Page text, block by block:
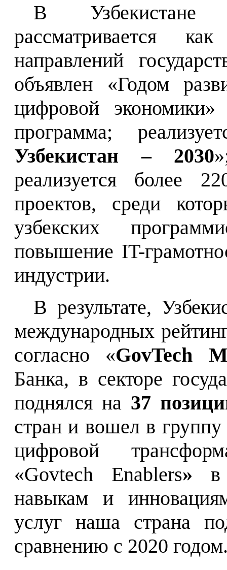
В Узбекистане
рассматривается
направлений
объявлен «Годом
цифровой экономики»
программа;
Узбекистан – 2030
реализуется более
проектов, среди
узбекских
повышение IT-
индустрии.
В результате,
международных
согласно «GovTech
Банка, в секторе
поднялся на 37
стран и вошел в
цифровой
«Govtech Enablers» в
навыкам и
услуг наша страна
сравнению с 2020